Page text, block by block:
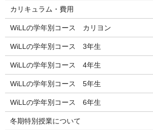
カリキュラム・費用
WiLLの学年別コース カリヨン
WiLLの学年別コース 3年生
WiLLの学年別コース 4年生
WiLLの学年別コース 5年生
WiLLの学年別コース 6年生
冬期特別授業について